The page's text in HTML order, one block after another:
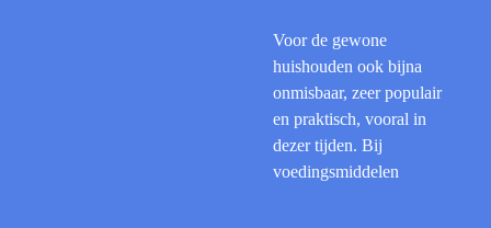
Voor de gewone
huishouden ook bijna
onmisbaar, zeer populair
en praktisch, vooral in
dezer tijden. Bij
voedingsmiddelen